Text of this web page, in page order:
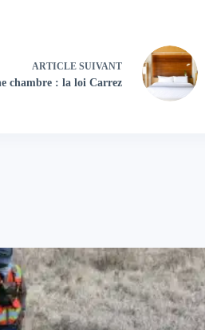
ARTICLESUIVANT
chambre : la loi Carrez